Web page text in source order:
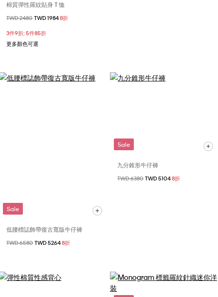
棉質彈性羅紋貼身 T 恤
價格扣減從
TWD 2480 至
TWD 19848折
3件9折; 5件85折
更多顏色可選
Sale
低腰標誌飾帶復古寬版牛仔褲
價格扣減從
TWD 6580 至
TWD 52648折
Sale
九分錐形牛仔褲
價格扣減從
TWD 6380 至
TWD 51048折